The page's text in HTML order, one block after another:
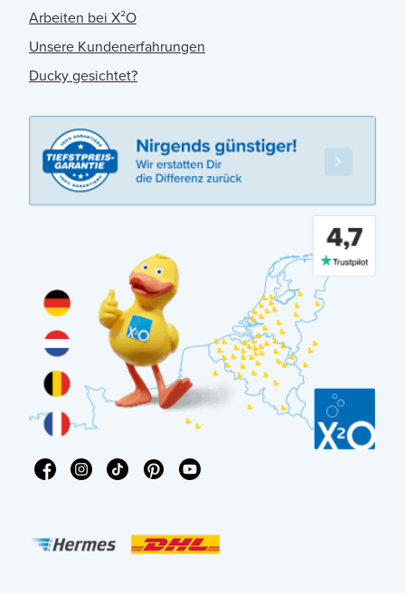
Arbeiten bei X²O
Unsere Kundenerfahrungen
Ducky gesichtet?